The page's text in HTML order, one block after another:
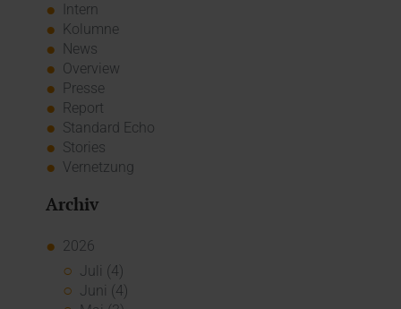
Intern
Kolumne
News
Overview
Presse
Report
Standard Echo
Stories
Vernetzung
Archiv
2026
Juli (4)
Juni (4)